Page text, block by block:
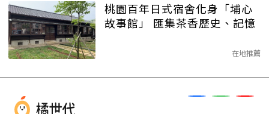
桃園百年日式宿舍化身「埔心
故事館」 匯集茶香歷史、記憶
在地推薦